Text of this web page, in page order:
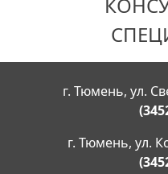
г. Тюмень, ул.
г. Тюмень, ул.